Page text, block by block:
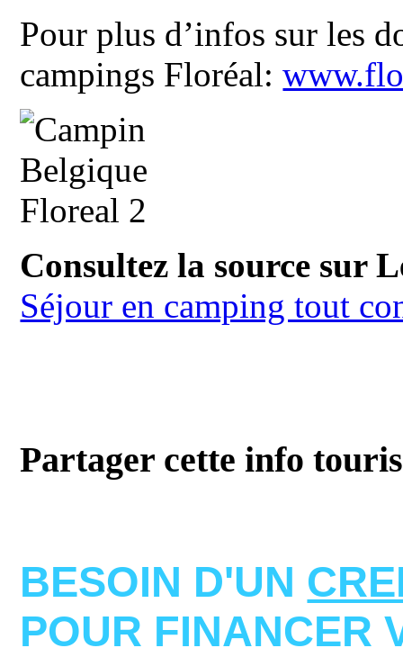
Pour plus d’infos sur les
campings Floréal:
Consultez la source sur
Séjour en camping tout
Partager cette info
BESOIN D'UN
POUR FINANCER